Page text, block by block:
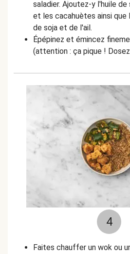
saladier. Ajoutez-y l'huile de
et les cacahuètes ainsi que
de soja et de l'ail.
Épépinez et émincez
(attention : ça pique !
4
Faites chauffer un wok ou